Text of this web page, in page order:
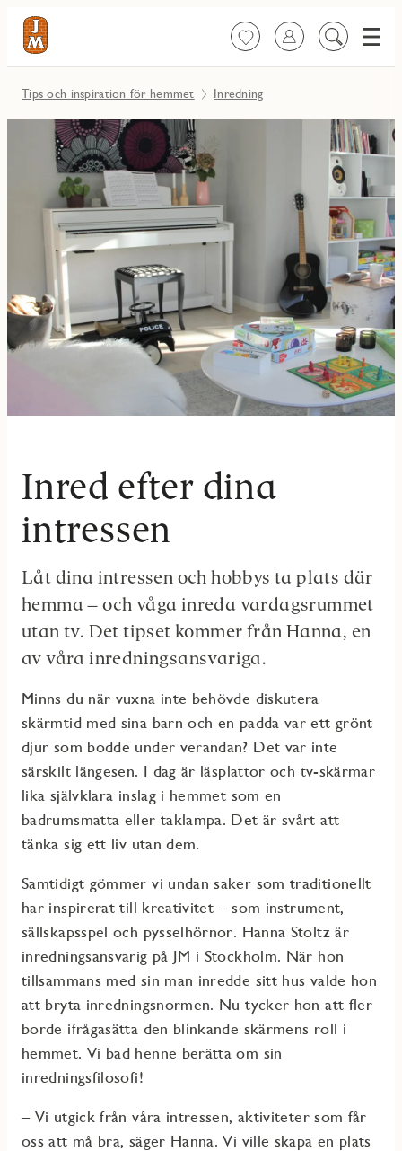
FavoriterLogga in
Sök
Meny
Tips och inspiration för hemmet Inredning
Inred efter dina
intressen
Låt dina intressen och hobbys ta plats där
hemma – och våga inreda vardagsrummet
utan tv. Det tipset kommer från Hanna, en
av våra inredningsansvariga.
Minns du när vuxna inte behövde diskutera
skärmtid med sina barn och en padda var ett grönt
djur som bodde under verandan? Det var inte
särskilt längesen. I dag är läsplattor och tv-skärmar
lika självklara inslag i hemmet som en
badrumsmatta eller taklampa. Det är svårt att
tänka sig ett liv utan dem.
Samtidigt gömmer vi undan saker som traditionellt
har inspirerat till kreativitet – som instrument,
sällskapsspel och pysselhörnor. Hanna Stoltz är
inredningsansvarig på JM i Stockholm. När hon
tillsammans med sin man inredde sitt hus valde hon
att bryta inredningsnormen. Nu tycker hon att fler
borde ifrågasätta den blinkande skärmens roll i
hemmet. Vi bad henne berätta om sin
inredningsfilosofi!
– Vi utgick från våra intressen, aktiviteter som får
oss att må bra, säger Hanna. Vi ville skapa en plats